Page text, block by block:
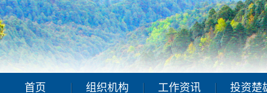
首页 组织机构 工作资讯 投资楚